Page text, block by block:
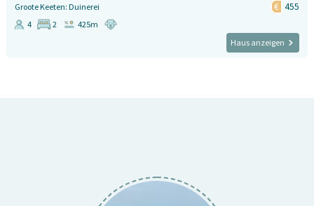
Groote Keeten: Duinerei 455
4 2
425m
Haus anzeigen